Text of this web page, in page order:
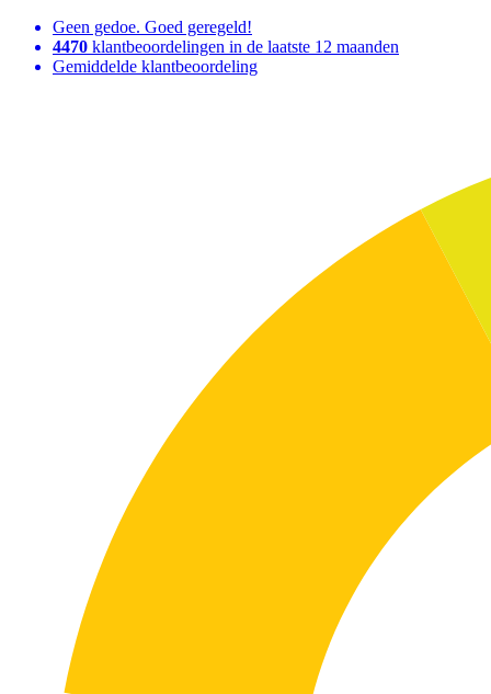
Geen gedoe. Goed geregeld!
4470 klantbeoordelingen in de laatste 12 maanden
Gemiddelde klantbeoordeling